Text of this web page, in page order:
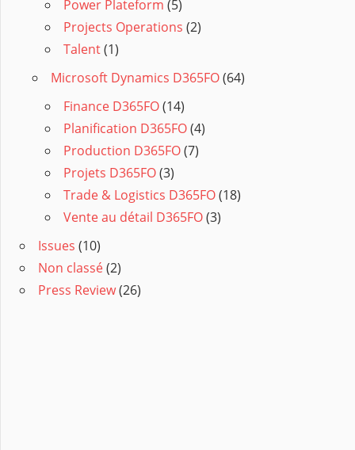
Power Plateform (5)
Projects Operations (2)
Talent(1)
Microsoft Dynamics D365FO(64)
Finance D365FO(14)
Planification D365FO(4)
Production D365FO(7)
Projets D365FO(3)
Trade & Logistics D365FO(18)
Vente au détail D365FO(3)
Issues (10)
Non classé(2)
Press Review(26)